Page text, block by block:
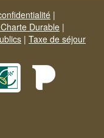
|
Durable |
| Taxe de séjour